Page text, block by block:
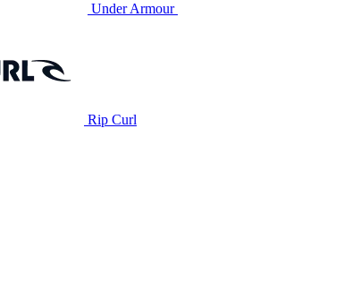
Under Armour
Rip Curl